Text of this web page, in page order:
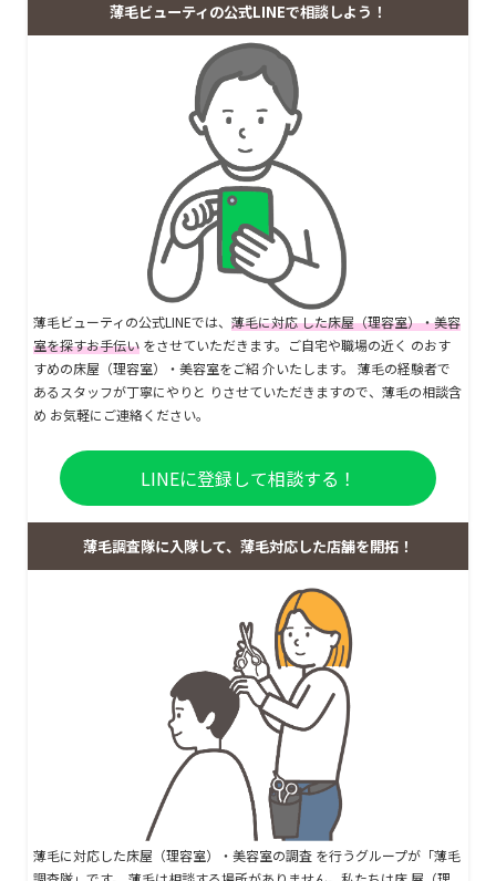
薄毛ビューティの公式LINEで相談しよう！
薄毛ビューティの公式LINEでは、 薄毛に対応 した床屋（理容室）・美容
室を探すお手伝い をさせていただきます。ご自宅や職場の近く のおす
すめの床屋（理容室）・美容室をご紹 介いたします。 薄毛の経験者で
あるスタッフが丁寧にやりと りさせていただきますので、薄毛の相談含
め お気軽にご連絡ください。
LINEに登録して相談する！
薄毛調査隊に入隊して、薄毛対応した店舗を開拓！
薄毛に対応した床屋（理容室）・美容室の調査 を行うグループが「薄毛